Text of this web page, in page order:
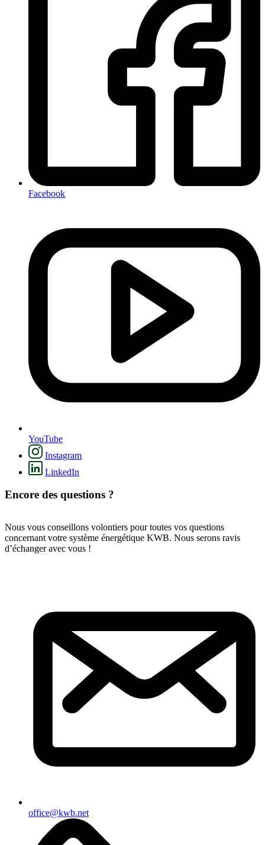
Facebook
YouTube
Instagram
LinkedIn
Encore des questions ?
Nous vous conseillons volontiers pour toutes vos questions
concernant votre système énergétique KWB. Nous serons ravis
d’échanger avec vous !
office@kwb.net